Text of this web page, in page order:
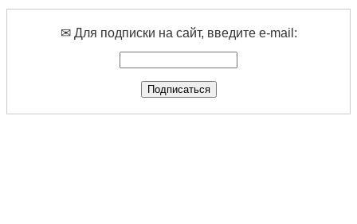
✉ Для подписки на сайт, введите e-mail: